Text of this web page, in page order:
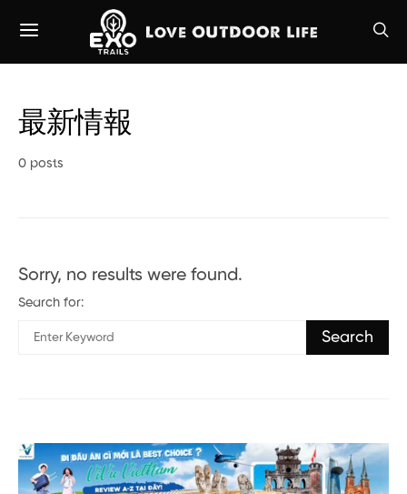
最新情報
0 posts
Sorry, no results were found.
Search for:
Search